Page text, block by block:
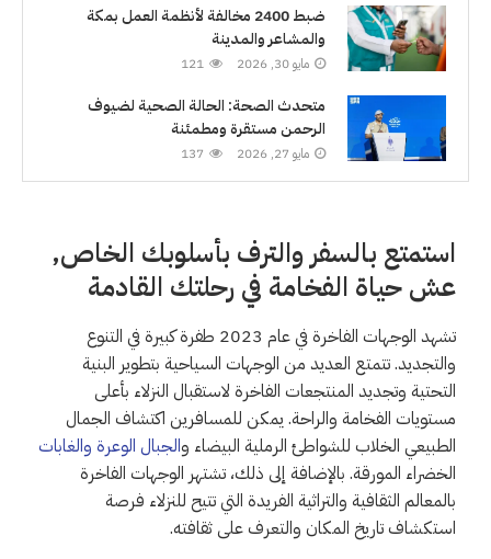
ضبط 2400 مخالفة لأنظمة العمل بمكة
والمشاعر والمدينة
مايو 30, 2026 121
متحدث الصحة: الحالة الصحية لضيوف
الرحمن مستقرة ومطمئنة
مايو 27, 2026 137
استمتع بالسفر والترف بأسلوبك الخاص,
عش حياة الفخامة في رحلتك القادمة
تشهد الوجهات الفاخرة في عام 2023 طفرة كبيرة في التنوع
والتجديد. تتمتع العديد من الوجهات السياحية بتطوير البنية
التحتية وتجديد المنتجعات الفاخرة لاستقبال النزلاء بأعلى
مستويات الفخامة والراحة. يمكن للمسافرين اكتشاف الجمال
الطبيعي الخلاب للشواطئ الرملية البيضاء والجبال الوعرة والغابات
الخضراء المورقة. بالإضافة إلى ذلك، تشتهر الوجهات الفاخرة
بالمعالم الثقافية والتراثية الفريدة التي تتيح للنزلاء فرصة
استكشاف تاريخ المكان والتعرف على ثقافته.